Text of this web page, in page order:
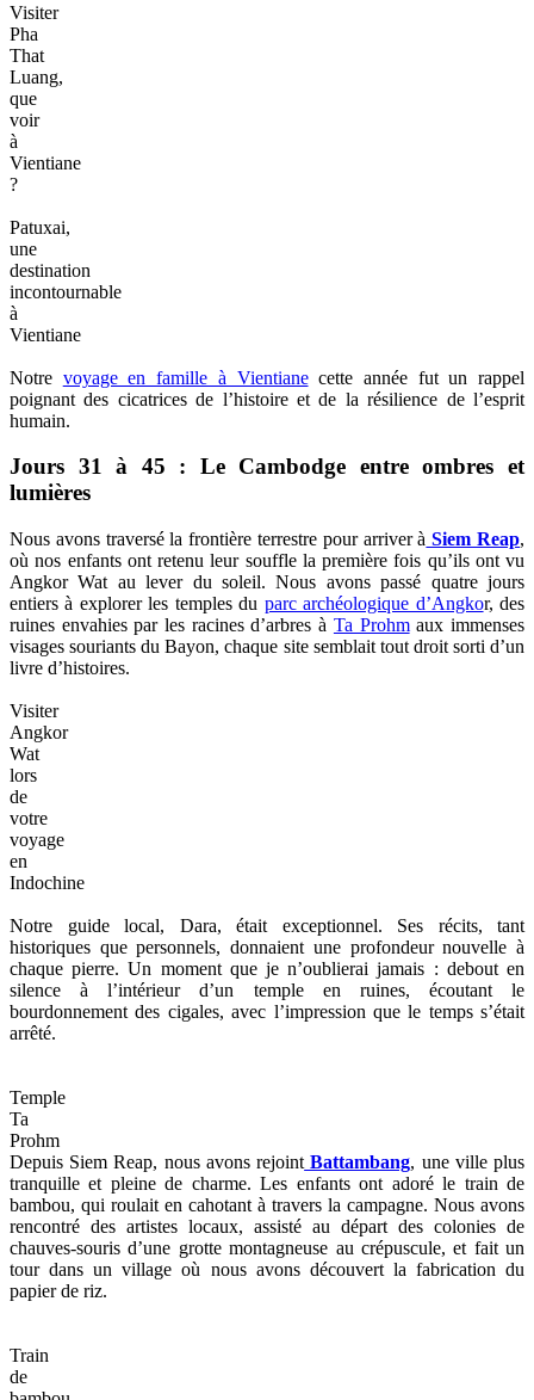
Visiter
Pha
That
Luang,
que
voir
à
Vientiane
?
Patuxai,
une
destination
incontournable
à
Vientiane
Notre voyage en famille à Vientianecette année fut un rappel
poignant des cicatrices de l’histoire et de la résilience de l’esprit
humain.
Jours 31 à 45 : Le Cambodge entre ombres et
lumières
Nous avons traversé la frontière terrestre pour arriver à Siem Reap,
où nos enfants ont retenu leur souffle la première fois qu’ils ont vu
Angkor Wat au lever du soleil. Nous avons passé quatre jours
entiers à explorer les temples du parc archéologique d’Angkor, des
ruines envahies par les racines d’arbres à Ta Prohmaux immenses
visages souriants du Bayon, chaque site semblait tout droit sorti d’un
livre d’histoires.
Visiter
Angkor
Wat
lors
de
votre
voyage
en
Indochine
Notre guide local, Dara, était exceptionnel. Ses récits, tant
historiques que personnels, donnaient une profondeur nouvelle à
chaque pierre. Un moment que je n’oublierai jamais : debout en
silence à l’intérieur d’un temple en ruines, écoutant le
bourdonnement des cigales, avec l’impression que le temps s’était
arrêté.
Temple
Ta
Prohm
Depuis Siem Reap, nous avons rejoint Battambang, une ville plus
tranquille et pleine de charme. Les enfants ont adoré le train de
bambou, qui roulait en cahotant à travers la campagne. Nous avons
rencontré des artistes locaux, assisté au départ des colonies de
chauves-souris d’une grotte montagneuse au crépuscule, et fait un
tour dans un village où nous avons découvert la fabrication du
papier de riz.
Train
de